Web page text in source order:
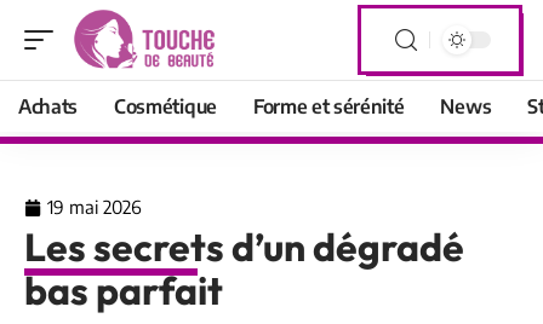
Achats Cosmétique Forme et sérénité News
19 mai 2026
Les secrets d’un dégradé
bas parfait